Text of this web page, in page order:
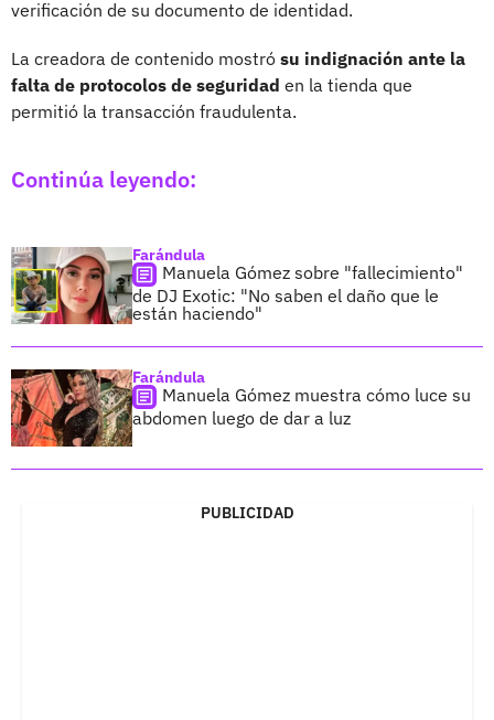
verificación de su documento de identidad.
La creadora de contenido mostró su indignación ante la
falta de protocolos de seguridad en la tienda que
permitió la transacción fraudulenta.
Continúa leyendo:
Farándula
Manuela Gómez sobre "fallecimiento"
de DJ Exotic: "No saben el daño que le
están haciendo"
Farándula
Manuela Gómez muestra cómo luce su
abdomen luego de dar a luz
PUBLICIDAD